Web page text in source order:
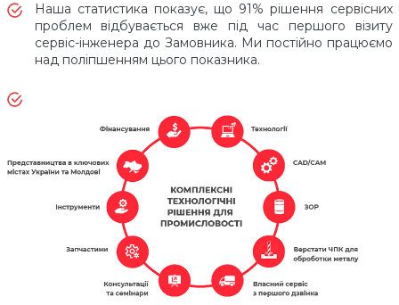
Наша статистика показує, що 91% рішення сервісних
проблем відбувається вже під час першого візиту
сервіс-інженера до Замовника. Ми постійно працюємо
над поліпшенням цього показника.